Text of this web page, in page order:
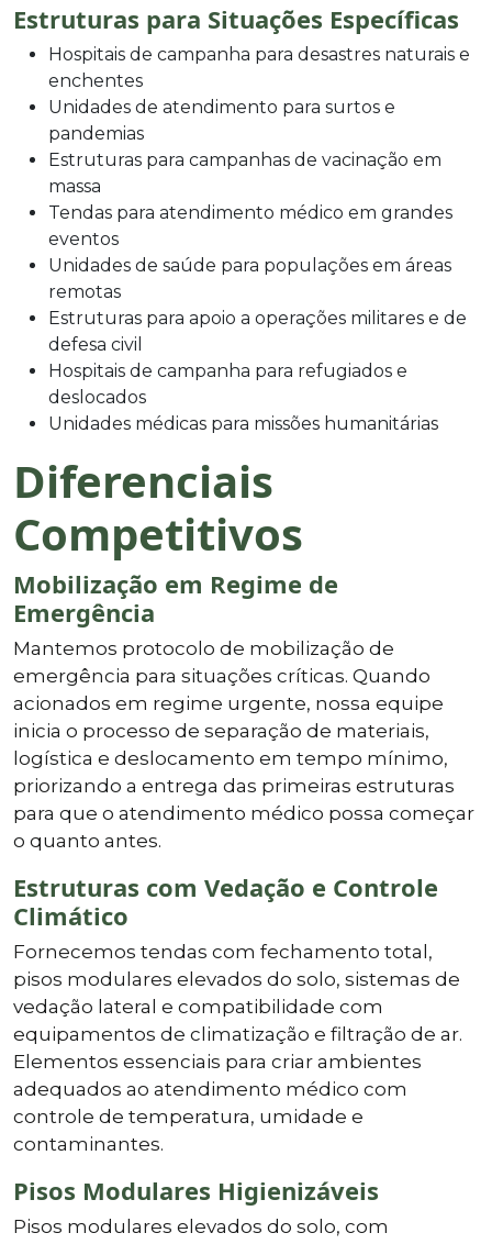
Estruturas para Situações Específicas
Hospitais de campanha para desastres naturais e
enchentes
Unidades de atendimento para surtos e
pandemias
Estruturas para campanhas de vacinação em
massa
Tendas para atendimento médico em grandes
eventos
Unidades de saúde para populações em áreas
remotas
Estruturas para apoio a operações militares e de
defesa civil
Hospitais de campanha para refugiados e
deslocados
Unidades médicas para missões humanitárias
Diferenciais
Competitivos
Mobilização em Regime de
Emergência
Mantemos protocolo de mobilização de
emergência para situações críticas. Quando
acionados em regime urgente, nossa equipe
inicia o processo de separação de materiais,
logística e deslocamento em tempo mínimo,
priorizando a entrega das primeiras estruturas
para que o atendimento médico possa começar
o quanto antes.
Estruturas com Vedação e Controle
Climático
Fornecemos tendas com fechamento total,
pisos modulares elevados do solo, sistemas de
vedação lateral e compatibilidade com
equipamentos de climatização e filtração de ar.
Elementos essenciais para criar ambientes
adequados ao atendimento médico com
controle de temperatura, umidade e
contaminantes.
Pisos Modulares Higienizáveis
Pisos modulares elevados do solo, com